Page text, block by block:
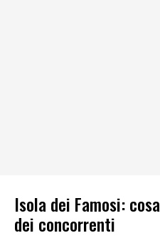
Isola dei Famosi:
dei concorrenti